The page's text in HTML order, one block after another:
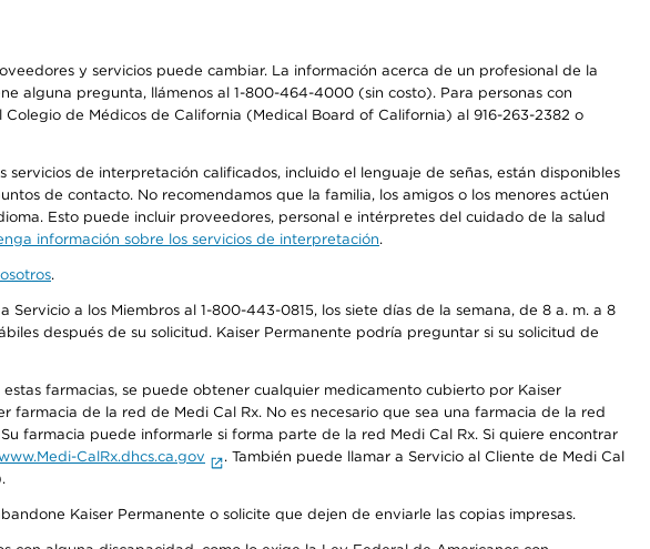
y servicios puede cambiar. La información acerca de un profesional de la
alguna pregunta, llámenos al 1-800-464-4000 (sin costo). Para personas con
de Médicos de California (Medical Board of California) al 916-263-2382 o
de interpretación calificados, incluido el lenguaje de señas, están disponibles
de contacto. No recomendamos que la familia, los amigos o los menores actúen
Esto puede incluir proveedores, personal e intérpretes del cuidado de la salud
información sobre los servicios de interpretación.
.
a los Miembros al 1-800-443-0815, los siete días de la semana, de 8 a. m. a 8
después de su solicitud. Kaiser Permanente podría preguntar si su solicitud de
farmacias, se puede obtener cualquier medicamento cubierto por Kaiser
de la red de Medi Cal Rx. No es necesario que sea una farmacia de la red
farmacia puede informarle si forma parte de la red Medi Cal Rx. Si quiere encontrar
CalRx.dhcs.ca.gov
. También puede llamar a Servicio al Cliente de Medi Cal
Kaiser Permanente o solicite que dejen de enviarle las copias impresas.